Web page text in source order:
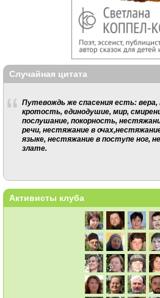
Случайная цитата
Путевождь же спасения есть: вера,
кротость, единодушие, мир,
послушание, покорность,
речи, нестяжание в
языке, нестяжание в поступе ног,
злате.
Активисты клуба